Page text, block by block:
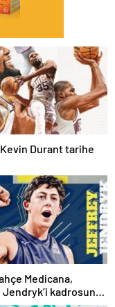
Kevin Durant tarihe
Medicana,
kadrosuna